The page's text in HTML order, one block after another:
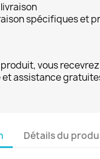
spécifiques et
vous
et assistance
Détails du